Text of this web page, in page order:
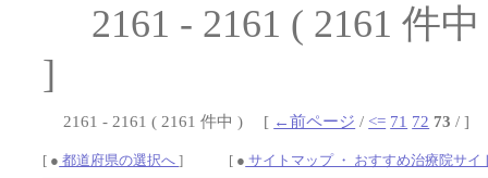
2161 - 2161 ( 2161
]
2161 - 2161 ( 2161 件中 ) [ ←前ページ / <= 71 72 73 / ]
[ ● 都道府県の選択へ] [ ● サイトマップ ・ おすすめ治療院サイ